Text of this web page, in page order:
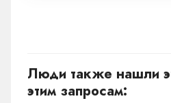
Люди также нашли
этим запросам: